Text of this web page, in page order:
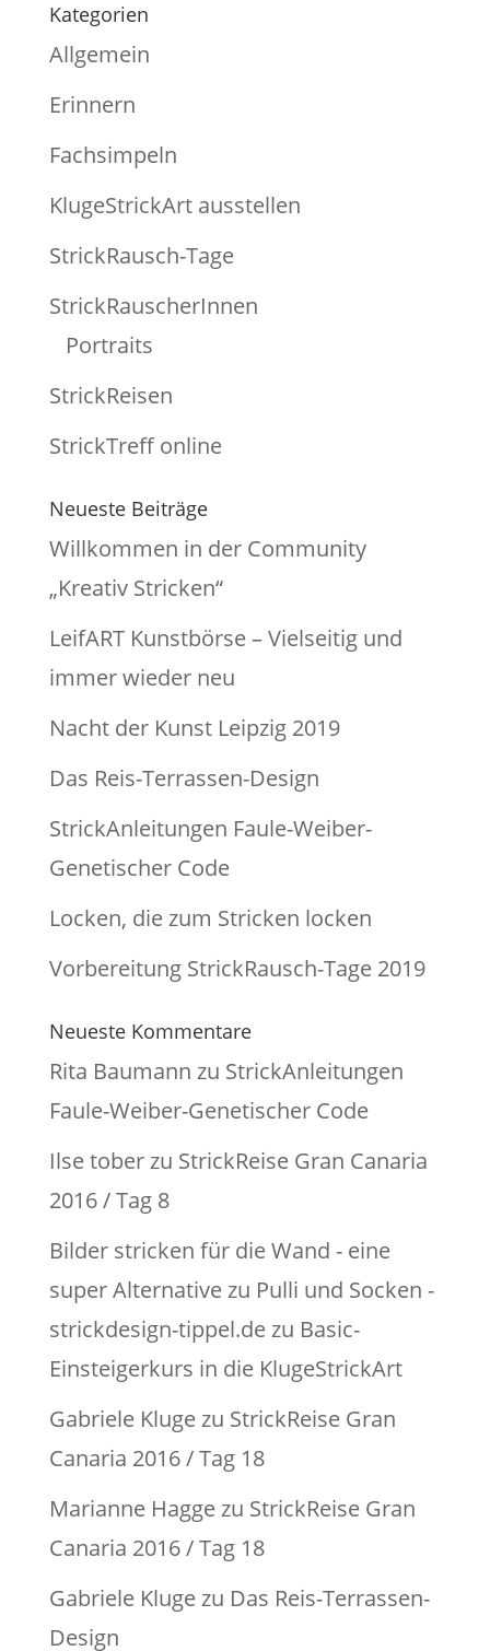
Kategorien
Allgemein
Erinnern
Fachsimpeln
KlugeStrickArt ausstellen
StrickRausch-Tage
StrickRauscherInnen
Portraits
StrickReisen
StrickTreff online
Neueste Beiträge
Willkommen in der Community
„Kreativ Stricken“
LeifART Kunstbörse – Vielseitig und
immer wieder neu
Nacht der Kunst Leipzig 2019
Das Reis-Terrassen-Design
StrickAnleitungen Faule-Weiber-
Genetischer Code
Locken, die zum Stricken locken
Vorbereitung StrickRausch-Tage 2019
Neueste Kommentare
Rita Baumann zu StrickAnleitungen
Faule-Weiber-Genetischer Code
Ilse toberzu StrickReise Gran Canaria
2016 / Tag 8
Bilder stricken für die Wand - eine
super Alternative zu Pulli und Socken -
strickdesign-tippel.dezu Basic-
Einsteigerkurs in die KlugeStrickArt
Gabriele Klugezu StrickReise Gran
Canaria 2016 / Tag 18
Marianne Haggezu StrickReise Gran
Canaria 2016 / Tag 18
Gabriele Klugezu Das Reis-Terrassen-
Design